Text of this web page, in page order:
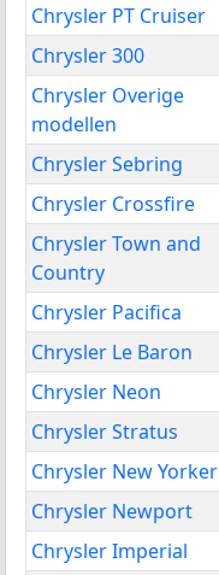
Chrysler PT Cruiser
Chrysler 300
Chrysler Overige
modellen
Chrysler Sebring
Chrysler Crossfire
Chrysler Town and
Country
Chrysler Pacifica
Chrysler Le Baron
Chrysler Neon
Chrysler Stratus
Chrysler New Yorker
Chrysler Newport
Chrysler Imperial